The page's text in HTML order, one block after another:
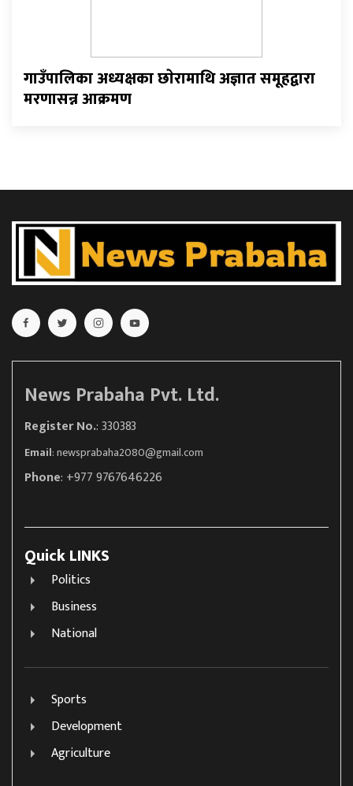
गाउँपालिका अध्यक्षका छाेरामाथि अज्ञात समूहद्वारा
मरणासन्न आक्रमण
News Prabaha Pvt. Ltd.
Register No.: 330383
Email:newsprabaha2080@gmail.com
Phone: +977 9767646226
Quick LINKS
Politics
Business
National
Sports
Development
Agriculture